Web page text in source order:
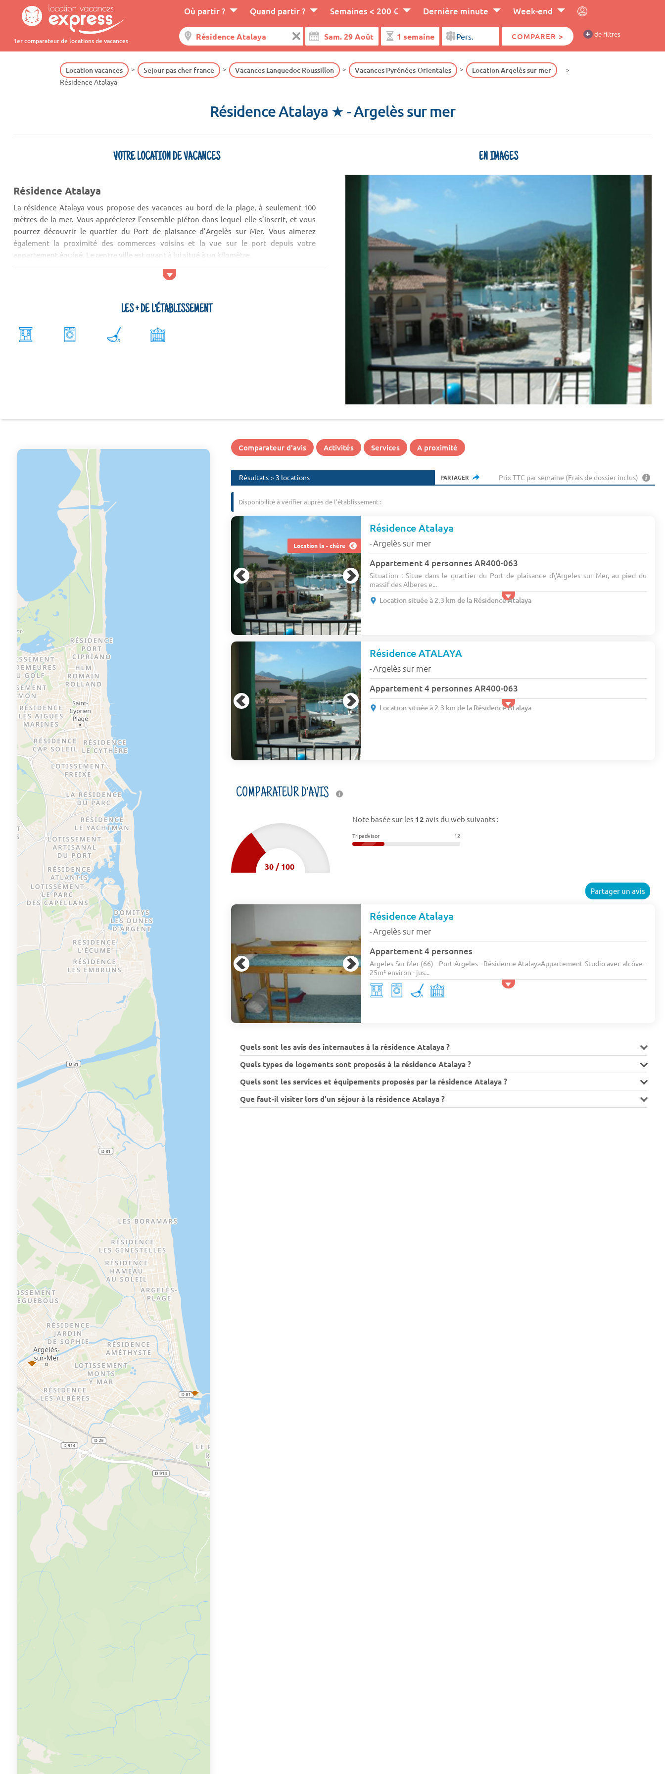
1er comparateur de locations de vacances
Où partir ? Quand partir ? Semaines < 200 € Dernière minute Week-end
COMPARER > + de filtres
Location vacances Sejour pas cher france Vacances Languedoc Roussillon Vacances Pyrénées-Orientales Location Argelès sur mer
Résidence Atalaya
Résidence Atalaya ★- Argelès sur mer
VOTRE LOCATION DE VACANCES
Résidence Atalaya
La résidence Atalaya vous propose des vacances au bord de la plage, à seulement 100
mètres de la mer. Vous apprécierez l’ensemble piéton dans lequel elle s’inscrit, et vous
pourrez découvrir le quartier du Port de plaisance d’Argelès sur Mer. Vous aimerez
également la proximité des commerces voisins et la vue sur le port depuis votre
appartement équipé. Le centre ville est quant à lui situé à un kilomètre.
LES + DE L'ÉTABLISSEMENT
EN IMAGES
Comparateur d'avis Activités Services A proximité
Résultats > 3 locations PARTAGER Prix TTC par semaine (Frais de dossier inclus)
Disponibilité à vérifier auprès de l'établissement :
Location la - chère
Résidence Atalaya
-Argelès sur mer
Appartement 4 personnes AR400-063
Situation : Situe dans le quartier du Port de plaisance d\'Argeles sur Mer, au pied du
massif des Alberes e...
Location située à 2.3 km de la Résidence Atalaya
Résidence ATALAYA
-Argelès sur mer
Appartement 4 personnes AR400-063
Location située à 2.3 km de la Résidence Atalaya
COMPARATEUR D'AVIS
30/100
Note basée sur les 12 avis du web suivants :
Tripadvisor 12
Partager un avis
Résidence Atalaya
-Argelès sur mer
Appartement 4 personnes
Argeles Sur Mer (66) - Port Argeles - Résidence AtalayaAppartement Studio avec alcôve -
25m² environ - jus...
Quels sont les avis des internautes à la résidence Atalaya ?
Quels types de logements sont proposés à la résidence Atalaya ?
Quels sont les services et équipements proposés par la résidence Atalaya ?
Que faut-il visiter lors d’un séjour à la résidence Atalaya ?